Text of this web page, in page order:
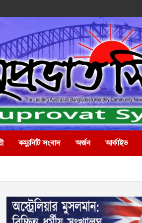
কম্যুনিটি সংবাদ অর্জন আর্কাইভ